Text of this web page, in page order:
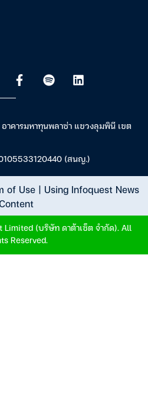
คารมหาทุนพลาซ่า แขวงลุมพินี เขต
(สนญ.)
of Use| Using Infoquest News
(บริษัท ดาต้าเซ็ต จำกัด). All
Reserved.